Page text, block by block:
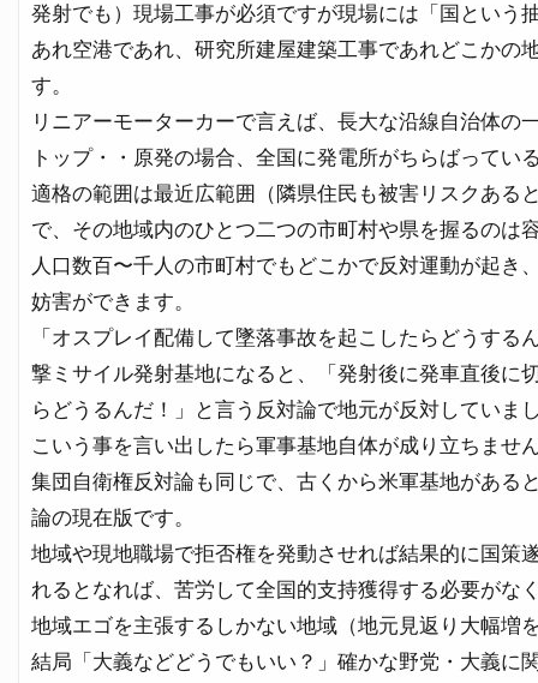
発射でも）現場工事が必須ですが現場には「国という
あれ空港であれ、研究所建屋建築工事であれどこかの
す。
リニアーモーターカーで言えば、長大な沿線自治体の
トップ・・原発の場合、全国に発電所がちらばってい
適格の範囲は最近広範囲（隣県住民も被害リスクある
で、その地域内のひとつ二つの市町村や県を握るのは
人口数百〜千人の市町村でもどこかで反対運動が起き
妨害ができます。
「オスプレイ配備して墜落事故を起こしたらどうす
撃ミサイル発射基地になると、「発射後に発車直後に
らどうるんだ！」と言う反対論で地元が反対していま
こいう事を言い出したら軍事基地自体が成り立ちませ
集団自衛権反対論も同じで、古くから米軍基地がある
論の現在版です。
地域や現地職場で拒否権を発動させれば結果的に国策
れるとなれば、苦労して全国的支持獲得する必要がな
地域エゴを主張するしかない地域（地元見返り大幅増
結局「大義などどうでもいい？」確かな野党・大義に